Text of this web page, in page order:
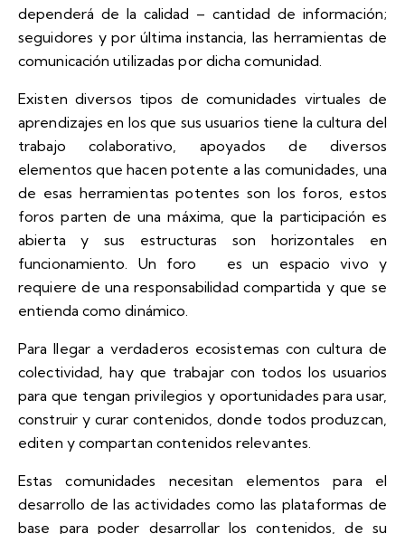
dependerá de la calidad – cantidad de información;
seguidores y por última instancia, las herramientas de
comunicación utilizadas por dicha comunidad.
Existen diversos tipos decomunidades virtuales de
aprendizajes en los que sus usuarios tiene la cultura del
trabajo colaborativo, apoyados de diversos
elementos que hacen potente a las comunidades, una
de esas herramientas potentes son los foros, estos
foros parten de una máxima, que la participación es
abierta y sus estructuras son horizontales en
funcionamiento. Un foro es un espacio vivo y
requiere de una responsabilidad compartida y que se
entienda como dinámico.
Para llegar a verdaderos ecosistemas con cultura de
colectividad, hay que trabajar con todos los usuarios
para que tengan privilegios y oportunidades para usar,
construir y curar contenidos, donde todos produzcan,
editen y compartan contenidos relevantes.
Estas comunidades necesitan elementos para el
desarrollo de las actividades como lasplataformas de
base para poder desarrollar los contenidos, de su